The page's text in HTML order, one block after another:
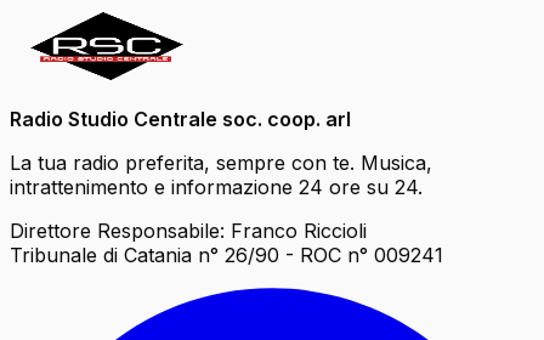
Radio Studio Centrale soc. coop. arl
La tua radio preferita, sempre con te. Musica,
intrattenimento e informazione 24 ore su 24.
Direttore Responsabile: Franco Riccioli
Tribunale di Catania n° 26/90 - ROC n° 009241